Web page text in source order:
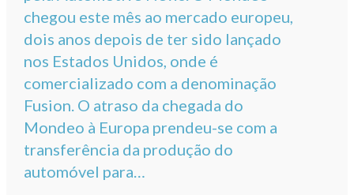
chegou este mês ao mercado europeu,
dois anos depois de ter sido lançado
nos Estados Unidos, onde é
comercializado com a denominação
Fusion. O atraso da chegada do
Mondeo à Europa prendeu-se com a
transferência da produção do
automóvel para…